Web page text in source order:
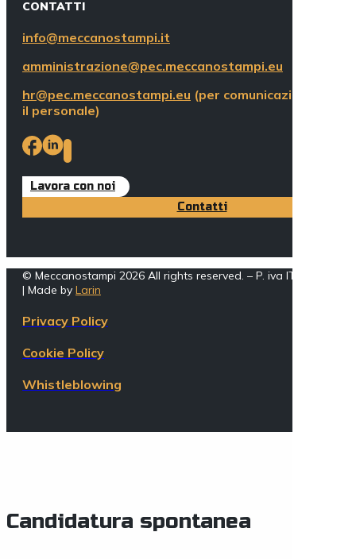
CONTATTI
info@meccanostampi.it
amministrazione@pec.meccanostampi.eu
hr@pec.meccanostampi.eu (per comunicazioni
il personale)
Lavora con noi
Contatti
© Meccanostampi 2026 All rights reserved. – P. iva
| Made by Larin
Privacy Policy
Cookie Policy
Whistleblowing
Candidatura spontanea